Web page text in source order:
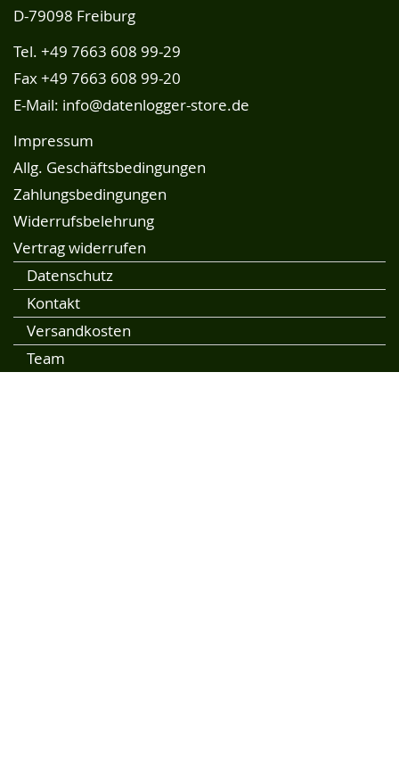
D-79098 Freiburg
Tel. +49 7663 608 99-29
Fax +49 7663 608 99-20
E-Mail: info@datenlogger-store.de
Impressum
Allg. Geschäftsbedingungen
Zahlungsbedingungen
Widerrufsbelehrung
Vertrag widerrufen
Datenschutz
Kontakt
Versandkosten
Team